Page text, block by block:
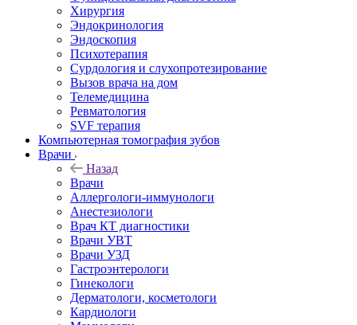
Хирургия
Эндокринология
Эндоскопия
Психотерапия
Сурдология и слухопротезирование
Вызов врача на дом
Телемедицина
Ревматология
SVF терапия
Компьютерная томография зубов
Врачи
Назад
Врачи
Аллергологи-иммунологи
Анестезиологи
Врач КТ диагностики
Врачи УВТ
Врачи УЗД
Гастроэнтерологи
Гинекологи
Дерматологи, косметологи
Кардиологи